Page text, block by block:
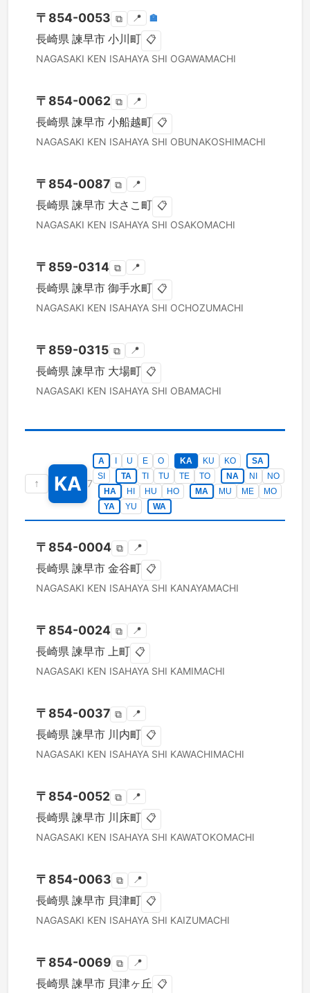
〒 854-0053 ⧉ 📍 🏣
長崎県 諫早市 小川町 📋
NAGASAKI KEN ISAHAYA SHI OGAWAMACHI
〒 854-0062 ⧉ 📍
長崎県 諫早市 小船越町 📋
NAGASAKI KEN ISAHAYA SHI OBUNAKOSHIMACHI
〒 854-0087 ⧉ 📍
長崎県 諫早市 大さこ町 📋
NAGASAKI KEN ISAHAYA SHI OSAKOMACHI
〒 859-0314 ⧉ 📍
長崎県 諫早市 御手水町 📋
NAGASAKI KEN ISAHAYA SHI OCHOZUMACHI
〒 859-0315 ⧉ 📍
長崎県 諫早市 大場町 📋
NAGASAKI KEN ISAHAYA SHI OBAMACHI
↑ KA 7
A U E O KA KU KO
SA
SI
TA TI TU TE TO NA NI
NO
HA
HI HU HO MA MU ME
MO
YA
YU WA
〒 854-0004 ⧉ 📍
長崎県 諫早市 金谷町 📋
NAGASAKI KEN ISAHAYA SHI KANAYAMACHI
〒 854-0024 ⧉ 📍
長崎県 諫早市 上町 📋
NAGASAKI KEN ISAHAYA SHI KAMIMACHI
〒 854-0037 ⧉ 📍
長崎県 諫早市 川内町 📋
NAGASAKI KEN ISAHAYA SHI KAWACHIMACHI
〒 854-0052 ⧉ 📍
長崎県 諫早市 川床町 📋
NAGASAKI KEN ISAHAYA SHI KAWATOKOMACHI
〒 854-0063 ⧉ 📍
長崎県 諫早市 貝津町 📋
NAGASAKI KEN ISAHAYA SHI KAIZUMACHI
〒 854-0069 ⧉ 📍
長崎県 諫早市 貝津ヶ丘 📋